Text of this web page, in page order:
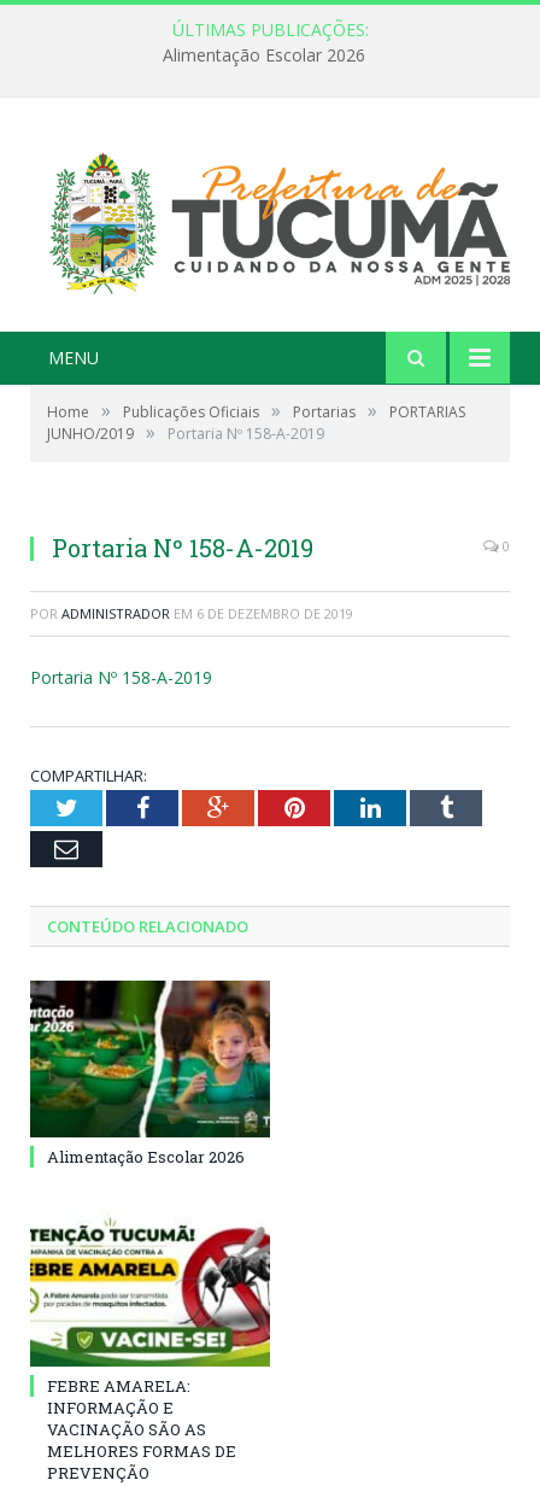
ÚLTIMAS PUBLICAÇÕES:
Alimentação Escolar 2026
MENU
Home » Publicações Oficiais » Portarias »
PORTARIAS
JUNHO/2019 » Portaria Nº 158-A-2019
Portaria Nº 158-A-2019 0
POR ADMINISTRADOR EM 6 DE DEZEMBRO DE 2019
Portaria Nº 158-A-2019
COMPARTILHAR:
TwitterFacebookGoogle+PinterestLinkedInTumblr
Email
CONTEÚDO RELACIONADO
Alimentação Escolar 2026
FEBRE AMARELA:
INFORMAÇÃO E
VACINAÇÃO SÃO AS
MELHORES FORMAS DE
PREVENÇÃO